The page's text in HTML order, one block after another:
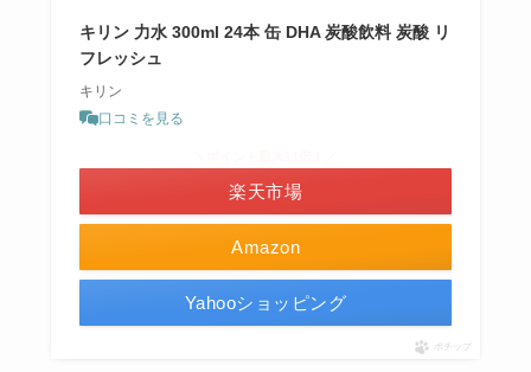
キリン 力水 300ml 24本 缶 DHA 炭酸飲料 炭酸 リ
フレッシュ
キリン
口コミを見る
Amazon
楽天市場
Yahooショッピング
ポチップ